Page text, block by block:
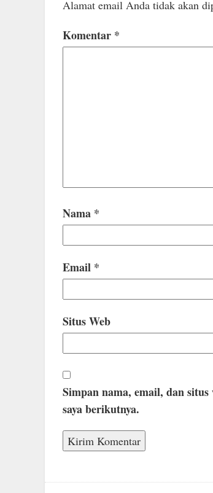
Alamat email Anda tidak akan
Komentar *
Nama *
Email *
Situs Web
Simpan nama, email, dan
saya berikutnya.